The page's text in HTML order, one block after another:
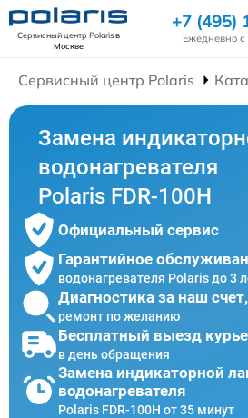
Сервисный центр Polarisв
Москве
+7 (495)
Ежедневно
Сервисный центр Polaris
Замена
водонагревателя
Polaris FDR-100H
Официальный сервис
Гарантийное
водонагревателя Polaris до 3
Диагностика за наш счет,
ремонт по желанию
Бесплатный выезд
в день обращения
Замена индикаторной
водонагревателя
Polaris FDR-100H от 35 минут